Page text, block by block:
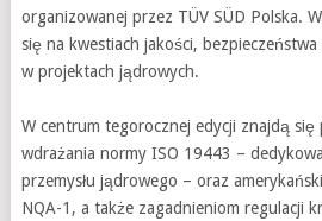
organizowanej przez TÜV SÜD Polska.
się na kwestiach jakości,
w projektach jądrowych.
W centrum tegorocznej edycji znajdą się
wdrażania normy ISO 19443 –
przemysłu jądrowego – oraz
NQA-1, a także zagadnieniom regulacji